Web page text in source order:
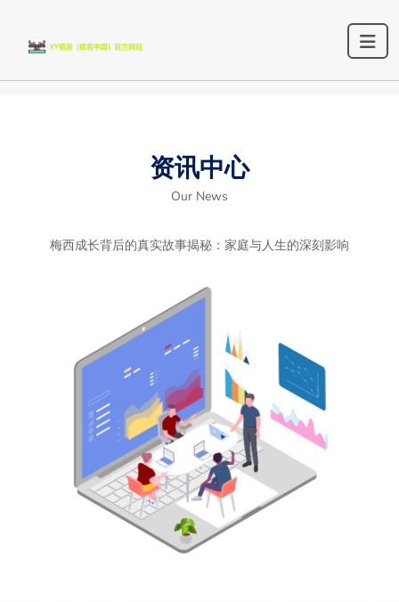
资讯中心
Our News
梅西成长背后的真实故事揭秘：家庭与人生的深刻影响